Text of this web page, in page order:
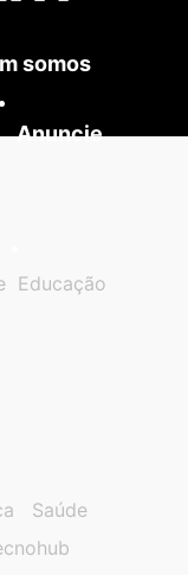
somos
Anuncie
Educação
Saúde